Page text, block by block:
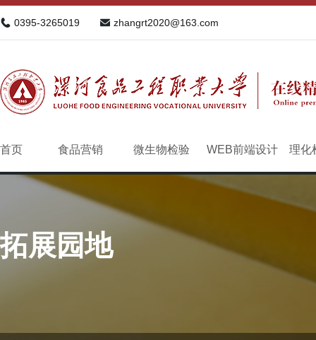
0395-3265019 zhangrt2020@163.com
首页 食品营销 微生物检验 WEB前端设计 理化
拓展园地